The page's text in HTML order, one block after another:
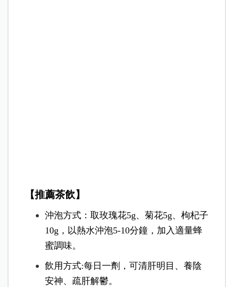
【推薦茶飲】
沖泡方式：取玫瑰花5g、菊花5g、枸杞子
10g，以熱水沖泡5-10分鐘，加入適量蜂
蜜調味。
飲用方式:每日一劑，可清肝明目、養陰
安神、疏肝解鬱。